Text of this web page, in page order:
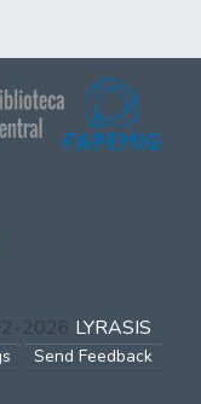
2026 LYRASIS
Send Feedback